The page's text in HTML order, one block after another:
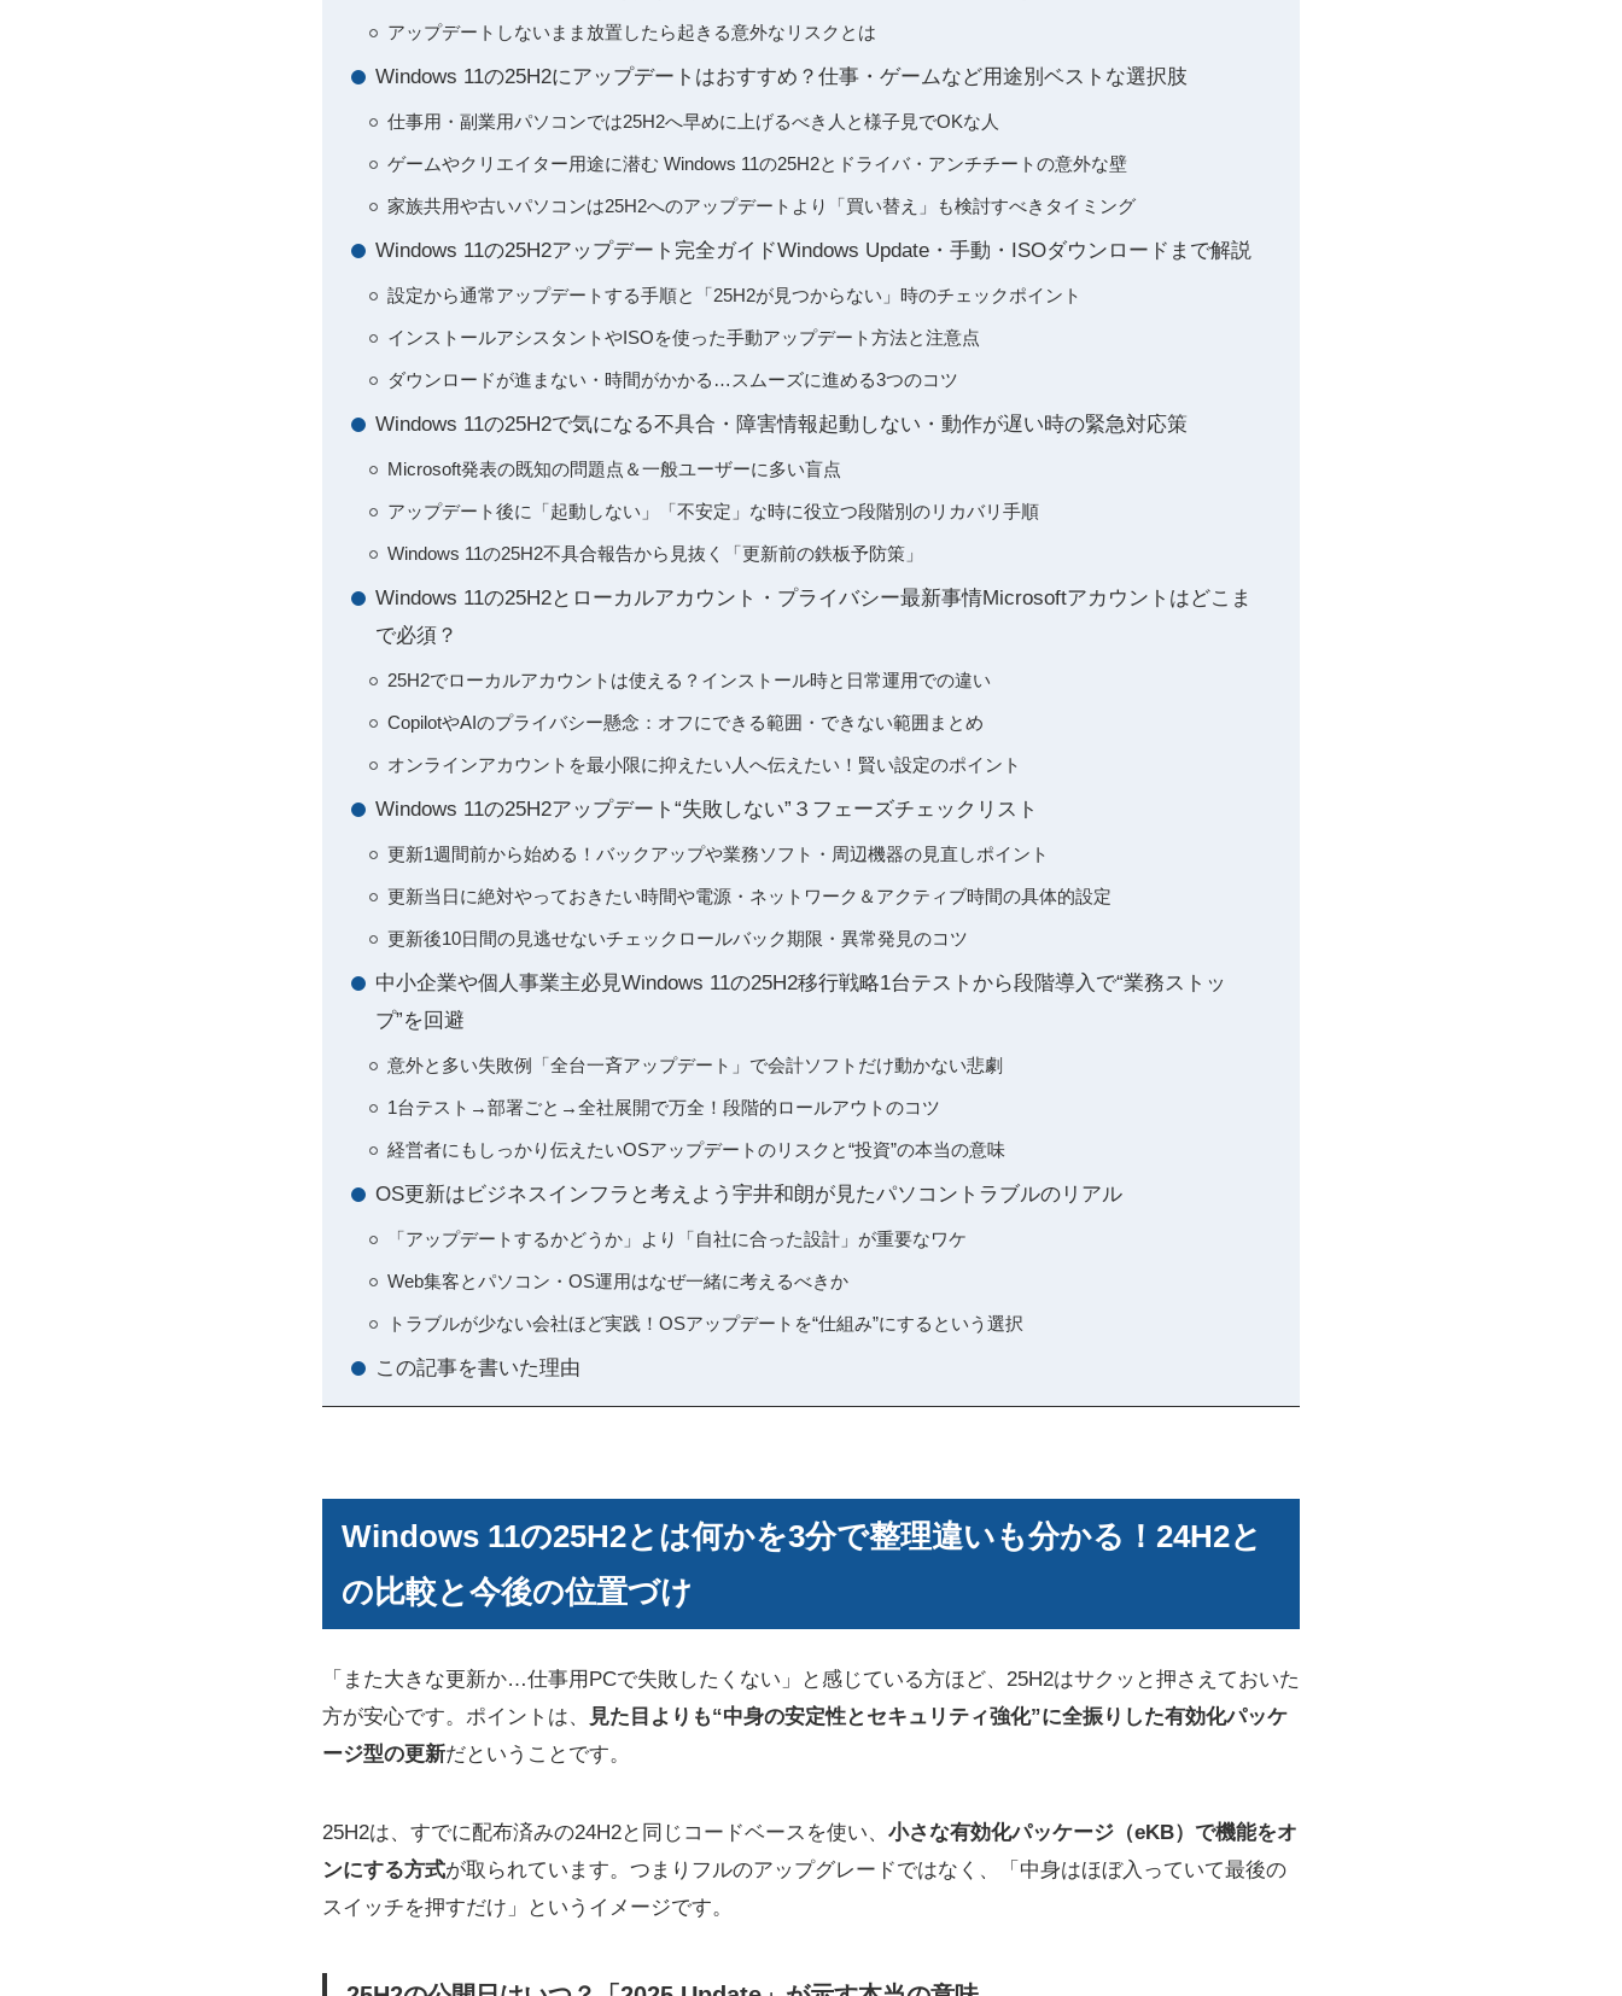
アップデートしないまま放置したら起きる意外なリスクとは
Windows 11の25H2にアップデートはおすすめ？仕事・ゲームなど用途別ベストな選択肢
仕事用・副業用パソコンでは25H2へ早めに上げるべき人と様子見でOKな人
ゲームやクリエイター用途に潜む Windows 11の25H2とドライバ・アンチチートの意外な壁
家族共用や古いパソコンは25H2へのアップデートより「買い替え」も検討すべきタイミング
Windows 11の25H2アップデート完全ガイドWindows Update・手動・ISOダウンロードまで解説
設定から通常アップデートする手順と「25H2が見つからない」時のチェックポイント
インストールアシスタントやISOを使った手動アップデート方法と注意点
ダウンロードが進まない・時間がかかる…スムーズに進める3つのコツ
Windows 11の25H2で気になる不具合・障害情報起動しない・動作が遅い時の緊急対応策
Microsoft発表の既知の問題点＆一般ユーザーに多い盲点
アップデート後に「起動しない」「不安定」な時に役立つ段階別のリカバリ手順
Windows 11の25H2不具合報告から見抜く「更新前の鉄板予防策」
Windows 11の25H2とローカルアカウント・プライバシー最新事情Microsoftアカウントはどこま
で必須？
25H2でローカルアカウントは使える？インストール時と日常運用での違い
CopilotやAIのプライバシー懸念：オフにできる範囲・できない範囲まとめ
オンラインアカウントを最小限に抑えたい人へ伝えたい！賢い設定のポイント
Windows 11の25H2アップデート“失敗しない”３フェーズチェックリスト
更新1週間前から始める！バックアップや業務ソフト・周辺機器の見直しポイント
更新当日に絶対やっておきたい時間や電源・ネットワーク＆アクティブ時間の具体的設定
更新後10日間の見逃せないチェックロールバック期限・異常発見のコツ
中小企業や個人事業主必見Windows 11の25H2移行戦略1台テストから段階導入で“業務ストッ
プ”を回避
意外と多い失敗例「全台一斉アップデート」で会計ソフトだけ動かない悲劇
1台テスト→部署ごと→全社展開で万全！段階的ロールアウトのコツ
経営者にもしっかり伝えたいOSアップデートのリスクと“投資”の本当の意味
OS更新はビジネスインフラと考えよう宇井和朗が見たパソコントラブルのリアル
「アップデートするかどうか」より「自社に合った設計」が重要なワケ
Web集客とパソコン・OS運用はなぜ一緒に考えるべきか
トラブルが少ない会社ほど実践！OSアップデートを“仕組み”にするという選択
この記事を書いた理由
Windows 11の25H2とは何かを3分で整理違いも分かる！24H2と
の比較と今後の位置づけ
「また大きな更新か…仕事用PCで失敗したくない」と感じている方ほど、25H2はサクッと押さえておいた
方が安心です。ポイントは、
見た目よりも“中身の安定性とセキュリティ強化”に全振りした有効化パッケ
ージ型の更新だということです。
25H2は、すでに配布済みの24H2と同じコードベースを使い、 小さな有効化パッケージ（eKB）で機能をオ
ンにする方式が取られています。つまりフルのアップグレードではなく、「中身はほぼ入っていて最後の
スイッチを押すだけ」というイメージです。